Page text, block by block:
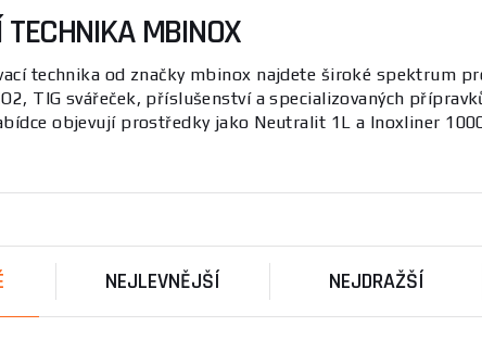
TECHNIKA MBINOX
technika od značky mbinox najdete široké spektrum
TIG svářeček, příslušenství a specializovaných
objevují prostředky jako Neutralit 1L a Inoxliner
pro profesionály i domácí kutily.
širokým spektrem zařízení a příslušenství pro
kompatibilita hořáků a kvalita příslušenství. Pozornost
dílů. Kompletní sortiment v kategorii
Svařovací
zaměřující se na nářadí a stroje se specializací na
NEJLEVNĚJŠÍ NEJDRAŽŠÍ